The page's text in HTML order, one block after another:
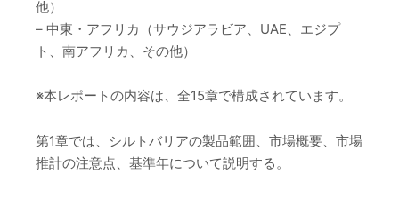
他）
– 中東・アフリカ（サウジアラビア、UAE、エジプ
ト、南アフリカ、その他）
※本レポートの内容は、全15章で構成されています。
第1章では、シルトバリアの製品範囲、市場概要、市場
推計の注意点、基準年について説明する。